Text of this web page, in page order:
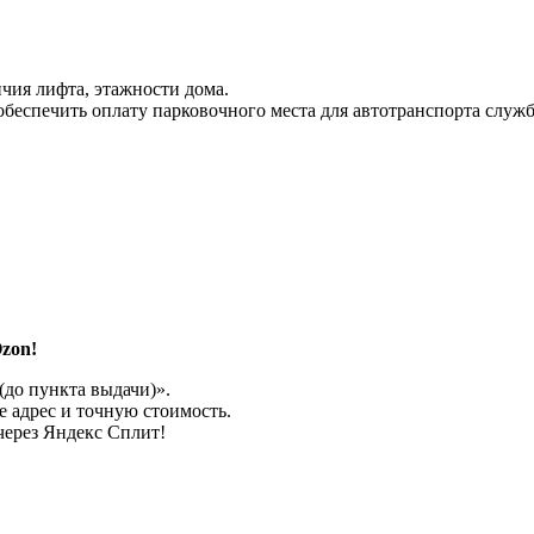
лифта, этажности дома.
оплату парковочного места для автотранспорта
пункта выдачи)».
и точную стоимость.
Яндекс Сплит!